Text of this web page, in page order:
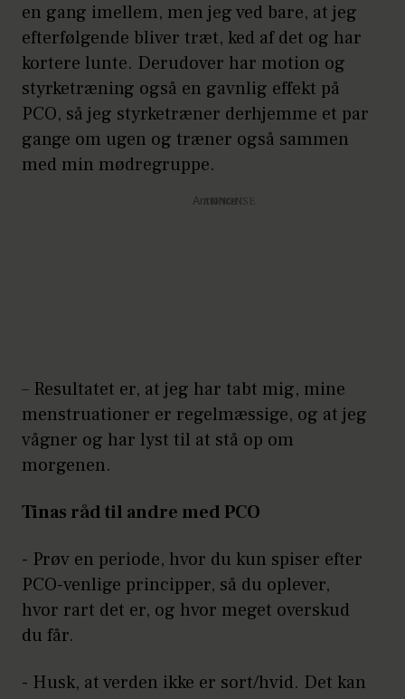
en gang imellem, men jeg ved bare, at jeg
efterfølgende bliver træt, ked af det og har
kortere lunte. Derudover har motion og
styrketræning også en gavnlig effekt på
PCO, så jeg styrketræner derhjemme et par
gange om ugen og træner også sammen
med min mødregruppe.
Annonce
– Resultatet er, at jeg har tabt mig, mine
menstruationer er regelmæssige, og at jeg
vågner og har lyst til at stå op om
morgenen.
Tinas råd til andre med PCO
- Prøv en periode, hvor du kun spiser efter
PCO-venlige principper, så du oplever,
hvor rart det er, og hvor meget overskud
du får.
- Husk, at verden ikke er sort/hvid. Det kan